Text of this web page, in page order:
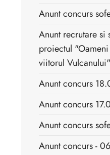
Anunt concurs
Anunt recrutare si
proiectul
viitorul Vulcanului"
Anunt concurs
Anunt concurs
Anunt concurs
Anunt concurs -